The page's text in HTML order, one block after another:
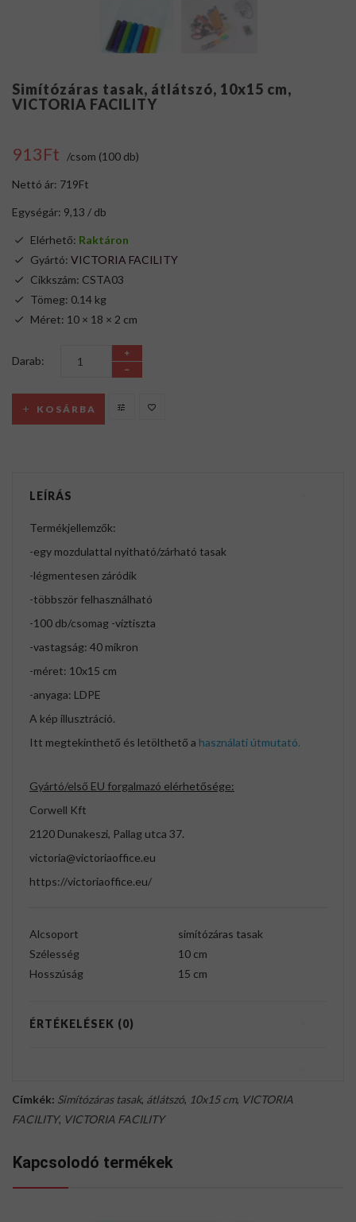
Simítózáras tasak, átlátszó, 10x15 cm,
VICTORIA FACILITY
913Ft /csom (100 db)
Nettó ár: 719Ft
Egységár: 9,13 / db
Elérhető: Raktáron
Gyártó: VICTORIA FACILITY
Cikkszám: CSTA03
Tömeg: 0.14 kg
Méret: 10 × 18 × 2 cm
Darab:
KOSÁRBA
LEÍRÁS
Termékjellemzők:
-egy mozdulattal nyitható/zárható tasak
-légmentesen záródik
-többször felhasználható
-100 db/csomag -víztiszta
-vastagság: 40 mikron
-méret: 10x15 cm
-anyaga: LDPE
A kép illusztráció.
Itt megtekinthető és letölthető a használati útmutató.
Gyártó/első EU forgalmazó elérhetősége:
Corwell Kft
2120 Dunakeszi, Pallag utca 37.
victoria@victoriaoffice.eu
https://victoriaoffice.eu/
Alcsoport
simítózáras tasak
Szélesség
10 cm
Hosszúság
15 cm
ÉRTÉKELÉSEK (0)
Címkék: Simítózáras tasak, átlátszó, 10x15 cm, VICTORIA
FACILITY, VICTORIA FACILITY
Kapcsolodó termékek